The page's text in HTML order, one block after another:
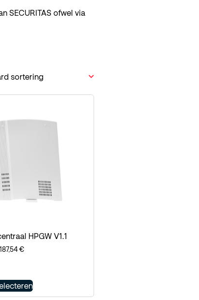
SECURITAS ofwel via
HPGW V1.1
187,54€